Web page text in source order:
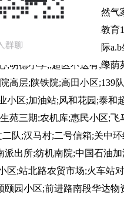
;朝阳一号;移动公司;天然
队家属院;秦岭肛肠医院;教
吴月广厂;城上城;风尚国际
;明德小学;;超区不送有;绿
高层;陕铁院;高田小区
小区;加油站;风和花园;泰
苑三期;农机库;惠民小区;
队;汉马村;二号信箱;关中
派出所;纺机南院;中国石油
区;站北路农贸市场;火车
颐园小区;前进路南段华达
x